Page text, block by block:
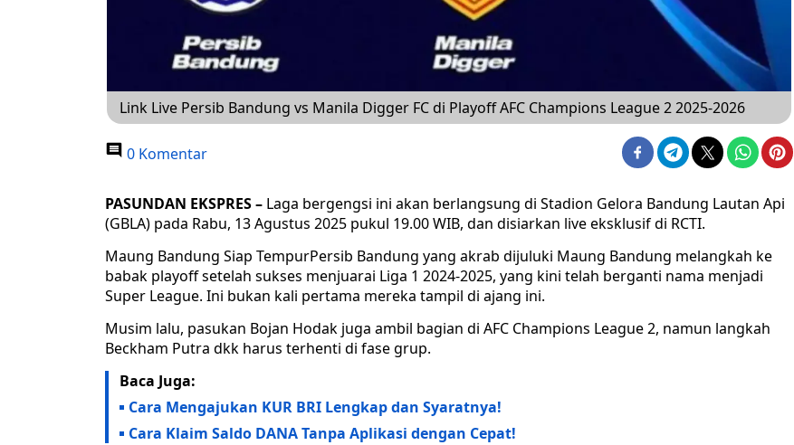
Link Live Persib Bandung vs Manila Digger FC di Playoff AFC Champions League 2 2025-2026
0 Komentar
PASUNDAN EKSPRES – Laga bergengsi ini akan berlangsung di Stadion Gelora Bandung Lautan Api
(GBLA) pada Rabu, 13 Agustus 2025 pukul 19.00 WIB, dan disiarkan live eksklusif di RCTI.
Maung Bandung Siap TempurPersib Bandung yang akrab dijuluki Maung Bandung melangkah ke
babak playoff setelah sukses menjuarai Liga 1 2024-2025, yang kini telah berganti nama menjadi
Super League. Ini bukan kali pertama mereka tampil di ajang ini.
Musim lalu, pasukan Bojan Hodak juga ambil bagian di AFC Champions League 2, namun langkah
Beckham Putra dkk harus terhenti di fase grup.
Baca Juga:
Cara Mengajukan KUR BRI Lengkap dan Syaratnya!
Cara Klaim Saldo DANA Tanpa Aplikasi dengan Cepat!